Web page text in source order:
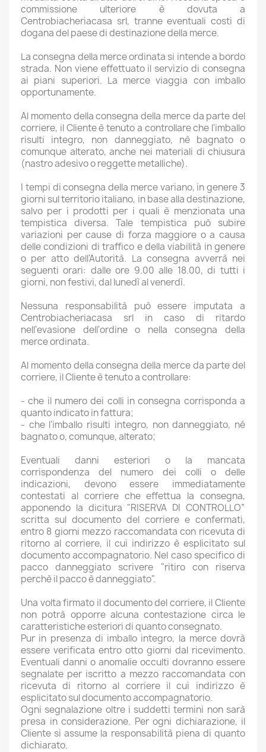
commissione ulteriore è dovuta a
Centrobiacheriacasa srl, tranne eventuali costi di
dogana del paese di destinazione della merce.
La consegna della merce ordinata si intende a bordo
strada. Non viene effettuato il servizio di consegna
ai piani superiori. La merce viaggia con imballo
opportunamente.
Al momento della consegna della merce da parte del
corriere, il Cliente è tenuto a controllare che l'imballo
risulti integro, non danneggiato, nè bagnato o
comunque alterato, anche nei materiali di chiusura
(nastro adesivo o reggette metalliche).
I tempi di consegna della merce variano, in genere 3
giorni sul territorio italiano, in base alla destinazione,
salvo per i prodotti per i quali è menzionata una
tempistica diversa. Tale tempistica può subire
variazioni per cause di forza maggiore o a causa
delle condizioni di traffico e della viabilità in genere
o per atto dell'Autorità. La consegna avverrà nei
seguenti orari: dalle ore 9.00 alle 18.00, di tutti i
giorni, non festivi, dal lunedì al venerdì.
Nessuna responsabilità può essere imputata a
Centrobiacheriacasa srl in caso di ritardo
nell'evasione dell'ordine o nella consegna della
merce ordinata.
Al momento della consegna della merce da parte del
corriere, il Cliente è tenuto a controllare:
- che il numero dei colli in consegna corrisponda a
quanto indicato in fattura;
- che l'imballo risulti integro, non danneggiato, né
bagnato o, comunque, alterato;
Eventuali danni esteriori o la mancata
corrispondenza del numero dei colli o delle
indicazioni, devono essere immediatamente
contestati al corriere che effettua la consegna,
apponendo la dicitura "RISERVA DI CONTROLLO”
scritta sul documento del corriere e confermati,
entro 8 giorni mezzo raccomandata con ricevuta di
ritorno al corriere, il cui indirizzo è esplicitato sul
documento accompagnatorio. Nel caso specifico di
pacco danneggiato scrivere "ritiro con riserva
perchè il pacco è danneggiato".
Una volta firmato il documento del corriere, il Cliente
non potrà opporre alcuna contestazione circa le
caratteristiche esteriori di quanto consegnato.
Pur in presenza di imballo integro, la merce dovrà
essere verificata entro otto giorni dal ricevimento.
Eventuali danni o anomalie occulti dovranno essere
segnalate per iscritto a mezzo raccomandata con
ricevuta di ritorno al corriere il cui indirizzo è
esplicitato sul documento accompagnatorio.
Ogni segnalazione oltre i suddetti termini non sarà
presa in considerazione. Per ogni dichiarazione, il
Cliente si assume la responsabilità piena di quanto
dichiarato.